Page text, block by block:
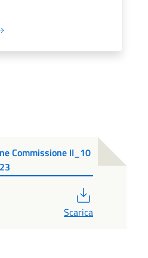
Commissione II_10
Scarica